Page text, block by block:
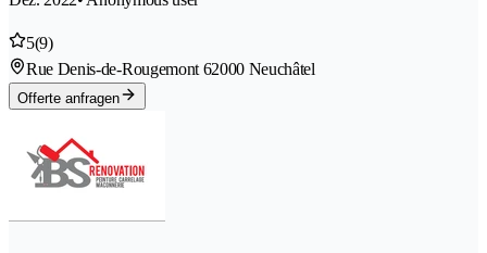
5(9)
Rue Denis-de-Rougemont 62000 Neuchâtel
Offerte anfragen